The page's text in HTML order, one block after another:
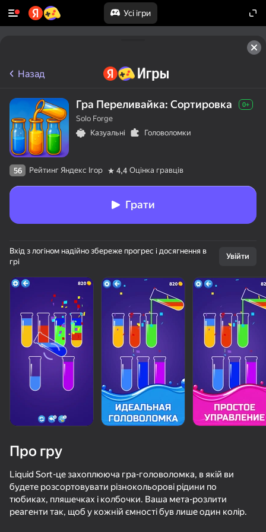
Усі ігри
Назад
Гра Переливайка: Сортировка 0+
Solo Forge
Казуальні
Головоломки
56 Рейтинг Яндекс Ігор 4,4 Оцінка гравців
Грати
Вхід з логіном надійно збереже прогрес і досягнення в
грі
Увійти
Про гру
Liquid Sort-це захоплююча гра-головоломка, в якій ви
будете розсортовувати різнокольорові рідини по
тюбиках, пляшечках і колбочки. Ваша мета-розлити
реагенти так, щоб у кожній ємності був лише один колір.